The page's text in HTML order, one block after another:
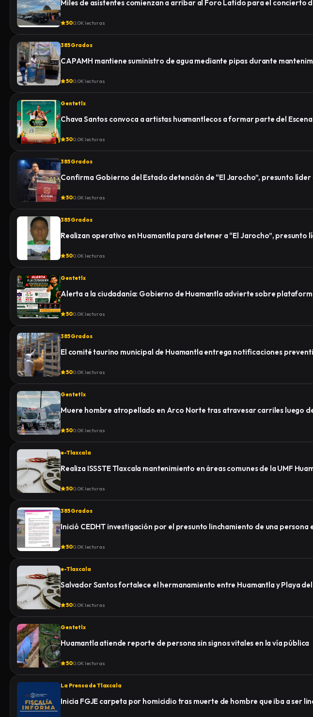
Miles de asistentes comienzan a arribar al Foro Latido para el concierto
500.0K lecturas
385 Grados
CAPAMH mantiene suministro de agua mediante pipas durante
500.0K lecturas
Gentetlx
Chava Santos convoca a artistas huamantlecos a formar parte del
500.0K lecturas
385 Grados
Confirma Gobierno del Estado detención de “El Jarocho”, presunto
500.0K lecturas
385 Grados
Realizan operativo en Huamantla para detener a “El Jarocho”, presunto
500.0K lecturas
Gentetlx
Alerta a la ciudadanía: Gobierno de Huamantla advierte sobre
500.0K lecturas
385 Grados
El comité taurino municipal de Huamantla entrega notificaciones
500.0K lecturas
Gentetlx
Muere hombre atropellado en Arco Norte tras atravesar carriles luego
500.0K lecturas
e-Tlaxcala
Realiza ISSSTE Tlaxcala mantenimiento en áreas comunes de la UMF
500.0K lecturas
385 Grados
500.0K lecturas
e-Tlaxcala
Salvador Santos fortalece el hermanamiento entre Huamantla y Playa
500.0K lecturas
Gentetlx
Huamantla atiende reporte de persona sin signos vitales en la vía pública
500.0K lecturas
La Prensa de Tlaxcala
Inicia FGJE carpeta por homicidio tras muerte de hombre que iba a ser